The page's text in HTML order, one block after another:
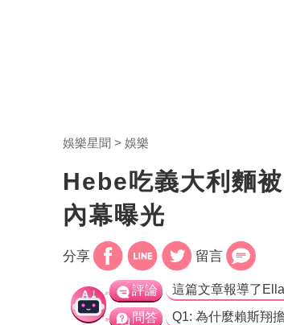
娛樂星聞 娛樂
Hebe吃義大利麵
內幕曝光
分享 留言
評論
問答